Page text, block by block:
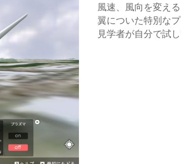
風速、風向を変え
翼についた特別な
見学者が自分で試